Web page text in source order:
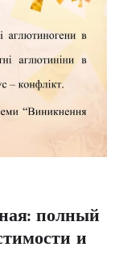
полный
и